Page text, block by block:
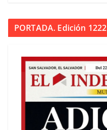
PORTADA. Edición 1222